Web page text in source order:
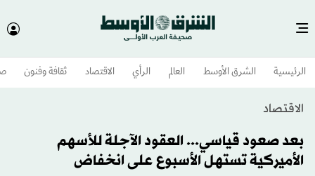
الرئيسية الشرق الأوسط​ العالم الرأي الاقتصاد ثقافة وفنون
الاقتصاد
بعد صعود قياسي... العقود الآجلة للأسهم
الأميركية تستهل الأسبوع على انخفاض